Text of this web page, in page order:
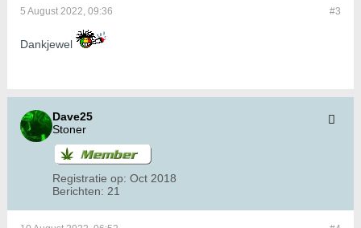
#3
5 August 2022, 09:36
Dankjewel
Dave25
Stoner
Registratie op: Oct 2018
Berichten: 21